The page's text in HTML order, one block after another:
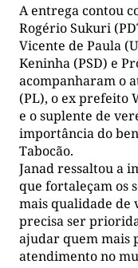
A entrega contou
Rogério Sukuri
Vicente de Paula
Keninha (PSD) e
acompanharam o
(PL), o ex prefeito
e o suplente de
importância do
Tabocão.
Janad ressaltou a
que fortaleçam os
mais qualidade de
precisa ser
ajudar quem mais
atendimento no